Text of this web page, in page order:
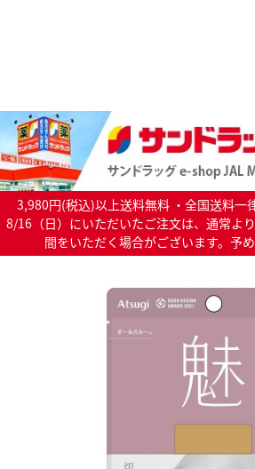
3,980円(税込)以上送料無料 ・全国送料一
8/16（日）にいただいたご注文は、通常よ
間をいただく場合がございます。予